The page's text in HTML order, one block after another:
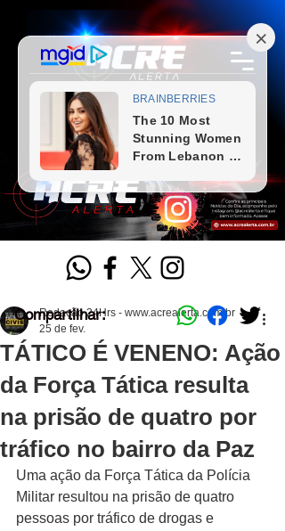
TÁTICO É VENENO: Ação
da Força Tática resulta
na prisão de quatro por
tráfico no bairro da Paz
Redação 24Hrs - www.acrealerta.com.br
25 de fev.
Uma ação da Força Tática da Polícia
Militar resultou na prisão de quatro
pessoas por tráfico de drogas e
Compartilhar: